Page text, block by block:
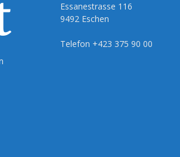
Essanestrasse 116
9492 Eschen
Telefon +423 375 90 00